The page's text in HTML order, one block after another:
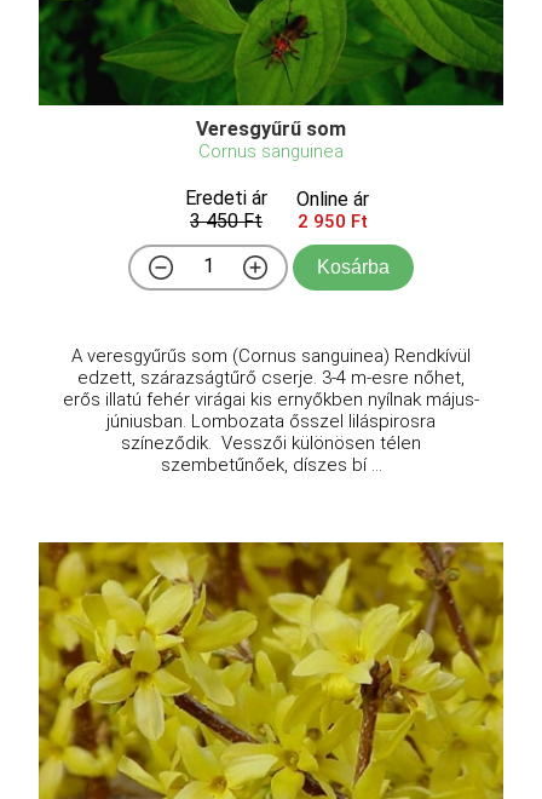
Veresgyűrű som
Cornus sanguinea
Eredeti ár
3 450 Ft
Online ár
2 950 Ft
Kosárba
A veresgyűrűs som (Cornus sanguinea) Rendkívül
edzett, szárazságtűrő cserje. 3-4 m-esre nőhet,
erős illatú fehér virágai kis ernyőkben nyílnak május-
júniusban. Lombozata ősszel liláspirosra
színeződik. Vesszői különösen télen
szembetűnőek, díszes bí ...